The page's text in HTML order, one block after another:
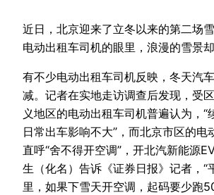
近日，北京迎来了立冬以来的第二场
电动出租车司机的眼里，浪漫的雪景却
有不少电动出租车司机反映，冬天汽
减。记者在实地走访调查后发现，受
义地区的电动出租车司机普遍认为，“
日常出车影响不大”，而北京市区的电
直呼“舍不得开空调”，开北汽新能源
生（化名）告诉《证券日报》记者，“
里，如果下雪天开空调，起码要少跑